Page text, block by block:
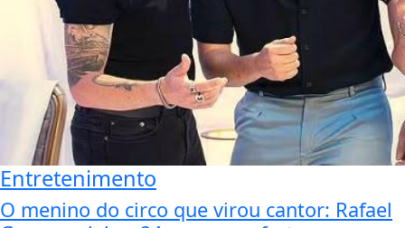
Entretenimento
O menino do circo que virou cantor: Rafael